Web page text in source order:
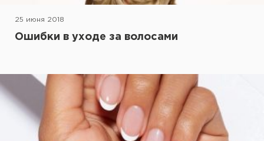
25 июня 2018
Ошибки в уходе за волосами